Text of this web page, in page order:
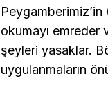
okumayı
şeyleri yasaklar.
uygulanmaların